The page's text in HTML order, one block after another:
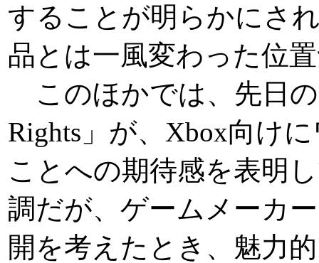
することが明らかにさ
品とは一風変わった位
このほかでは、先日の
Rights」が、Xbox向け
ことへの期待感を表明
調だが、ゲームメーカ
開を考えたとき、魅力